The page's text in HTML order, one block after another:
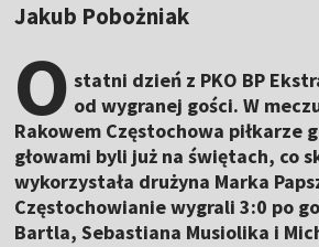
Jakub Pobożniak
O statni dzień z PKO BP
od wygranej gości. W
Rakowem Częstochowa piłkarze
głowami byli już na świętach, co
wykorzystała drużyna Marka
Częstochowianie wygrali 3:0 po
Bartla, Sebastiana Musiolika i